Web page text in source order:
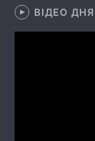
Лонгріди
ВІДЕО ДНЯ